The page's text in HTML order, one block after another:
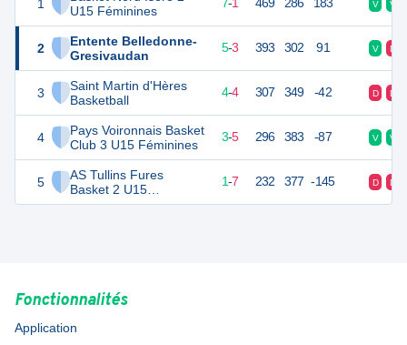
1
U15 Féminines
2
Entente Belledonne-
Gresivaudan
3
Saint Martin d'Hères
Basketball
4
Pays Voironnais Basket
Club 3 U15 Féminines
5
AS Tullins Fures
Basket 2 U15
Féminines
15 7-1 469 286 183 V V
13 8 5-3 393 302 91 V D
12 4-4 307 349 -42 D D
11 8 3-5 296 383 -87 V V
9 1-7 232 377 -145 D D
Fonctionnalités
Application